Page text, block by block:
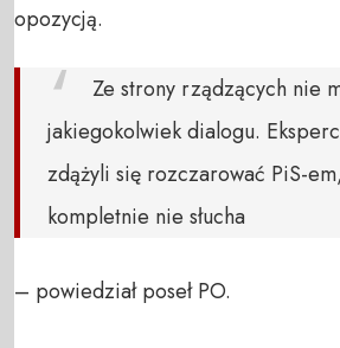
opozycją.
Ze strony rządzących nie
jakiegokolwiek dialogu.
zdążyli się rozczarować PiS-
kompletnie nie słucha
– powiedział poseł PO.